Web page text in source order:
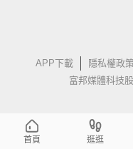
APP下載 隱私權政
富邦媒體科技
首頁 逛逛